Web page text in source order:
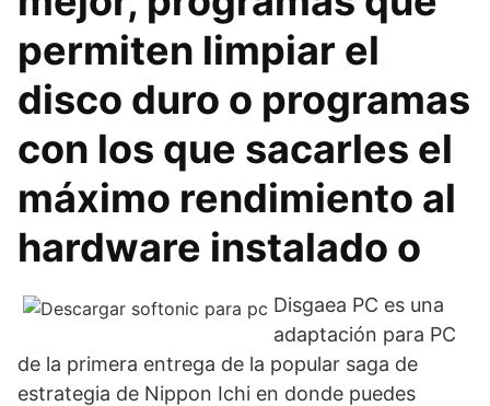
permiten limpiar el
disco duro o programas
con los que sacarles el
máximo rendimiento al
hardware instalado o
Disgaea PC es una
adaptación para PC
de la primera entrega de la popular saga de
estrategia de Nippon Ichi en donde puedes